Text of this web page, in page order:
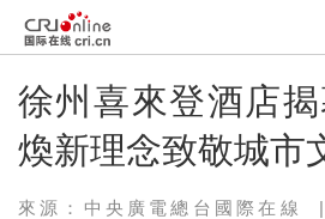
徐州喜來登酒店
煥新理念致敬城市
來源：中央廣電總台國際在線